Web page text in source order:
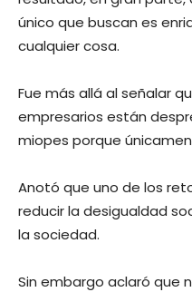
único que buscan es
cualquier cosa.
Fue más allá al señalar
empresarios están
miopes porque
Anotó que uno de los
reducir la desigualdad
la sociedad.
Sin embargo aclaró que